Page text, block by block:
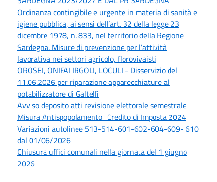
Ordinanza contingibile e urgente in materia di sanità e
igiene pubblica, ai sensi dell’art. 32 della legge 23
dicembre 1978, n. 833, nel territorio della Regione
Sardegna. Misure di prevenzione per l’attività
lavorativa nei settori agricolo, florovivaisti
OROSEI, ONIFAI IRGOLI, LOCULI - Disservizio del
11.06.2026 per riparazione apparecchiature al
potabilizzatore di Galtellì
Avviso deposito atti revisione elettorale semestrale
Misura Antispopolamento_Credito di Imposta 2024
Variazioni autolinee 513-514-601-602-604-609- 610
dal 01/06/2026
Chiusura uffici comunali nella giornata del 1 giugno
2026